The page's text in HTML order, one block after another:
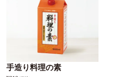
手造り料理の素